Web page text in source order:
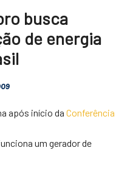
busca
de energia
após início daConferência
um gerador de